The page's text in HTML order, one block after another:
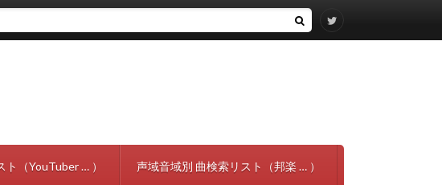
（YouTuber … ） 声域音域別 曲検索リスト（邦楽 … ）